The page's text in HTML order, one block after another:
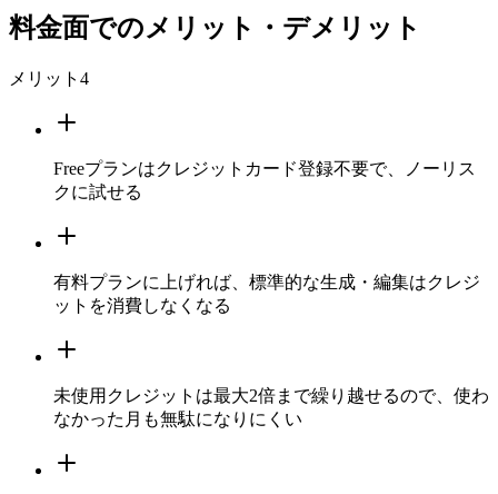
料金面でのメリット・デメリット
メリット 4
Freeプランはクレジットカード登録不要で、ノーリス
クに試せる
有料プランに上げれば、標準的な生成・編集はクレジ
ットを消費しなくなる
未使用クレジットは最大2倍まで繰り越せるので、使わ
なかった月も無駄になりにくい